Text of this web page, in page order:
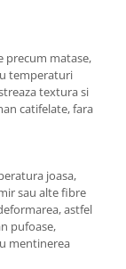
precum matase,
temperaturi
textura si
catifelate, fara
joasa,
sau alte fibre
astfel
pufoase,
mentinerea